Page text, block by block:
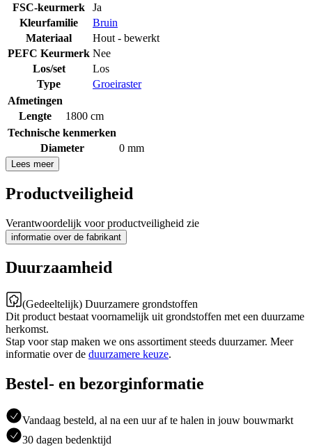
FSC-keurmerk
Ja
Kleurfamilie
Bruin
Materiaal
Hout - bewerkt
PEFC Keurmerk Nee
Los/set
Los
Type
Groeiraster
Afmetingen
Lengte
1800 cm
Technische kenmerken
Diameter
0 mm
Lees meer
Productveiligheid
Verantwoordelijk voor productveiligheid zie
informatie over de fabrikant
Duurzaamheid
(Gedeeltelijk) Duurzamere grondstoffen
Dit product bestaat voornamelijk uit grondstoffen met een duurzame
herkomst.
Stap voor stap maken we ons assortiment steeds duurzamer. Meer
informatie over de duurzamere keuze.
Bestel- en bezorginformatie
Vandaag besteld, al na een uur af te halen in jouw bouwmarkt
30 dagen bedenktijd